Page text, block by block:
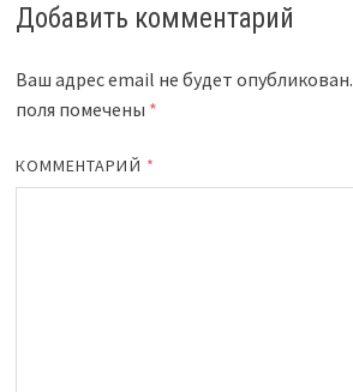
Добавить комментарий
Ваш адрес email не будет опубликован.
поля помечены *
КОММЕНТАРИЙ *